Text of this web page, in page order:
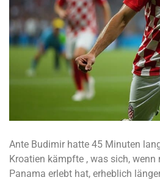
Ante Budimir hatte 45 Minuten
Kroatien kämpfte , was sich,
Panama erlebt hat, erheblich